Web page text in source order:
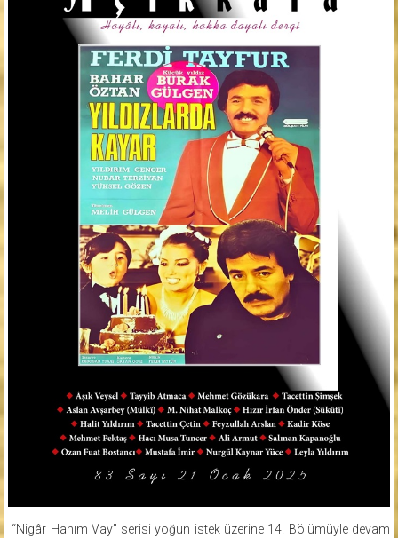
“Nigâr Hanım Vay” serisi yoğun istek üzerine 14. Bölümüyle devam